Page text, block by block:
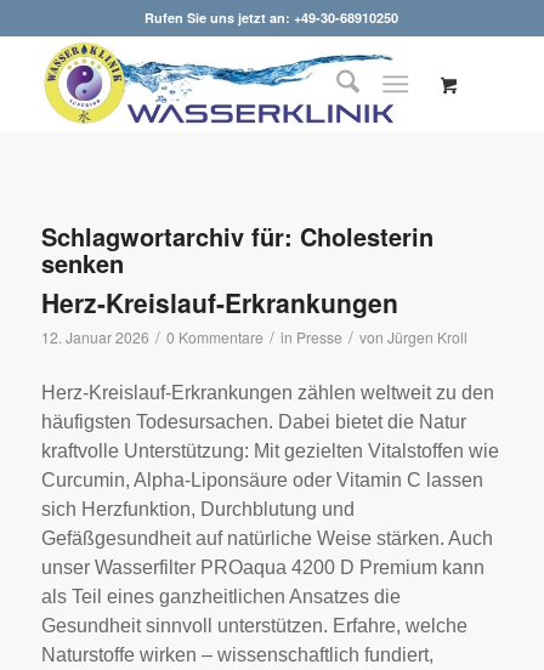
Rufen Sie uns jetzt an: +49-30-68910250
Schlagwortarchiv für: Cholesterin
senken
Herz-Kreislauf-Erkrankungen
12. Januar 2026 / 0 Kommentare / in Presse / von Jürgen Kroll
Herz-Kreislauf-Erkrankungen zählen weltweit zu den
häufigsten Todesursachen. Dabei bietet die Natur
kraftvolle Unterstützung: Mit gezielten Vitalstoffen wie
Curcumin, Alpha-Liponsäure oder Vitamin C lassen
sich Herzfunktion, Durchblutung und
Gefäßgesundheit auf natürliche Weise stärken. Auch
unser Wasserfilter PROaqua 4200 D Premium kann
als Teil eines ganzheitlichen Ansatzes die
Gesundheit sinnvoll unterstützen. Erfahre, welche
Naturstoffe wirken – wissenschaftlich fundiert,